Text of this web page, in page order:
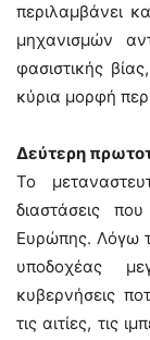
περιλαμβάνει
μηχανισμών
φασιστικής
κύρια μορφή
Δεύτερη
Το
διαστάσεις
Ευρώπης. Λόγω
υποδοχέας
κυβερνήσεις
τις αιτίες, τις